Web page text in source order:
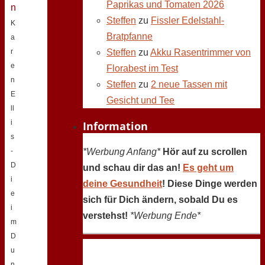
K
a
r
e
n
E
i
s
-
D
i
e
i
m
D
u
Paprikas und Tomaten 2026
Steffen zu Fissler Edelstahl-
Bratpfanne
Steffen zu Akku Rasentrimmer von
Florabest im Test
Steffen zu 2 neue Tassen mit
Gesicht und Tee
Information
*Werbung Anfang* Hör auf zu scrollen
und schau dir das an! Es geht um
deine Gesundheit! Diese Dinge werden
sich für Dich ändern, sobald Du es
verstehst! *Werbung Ende*